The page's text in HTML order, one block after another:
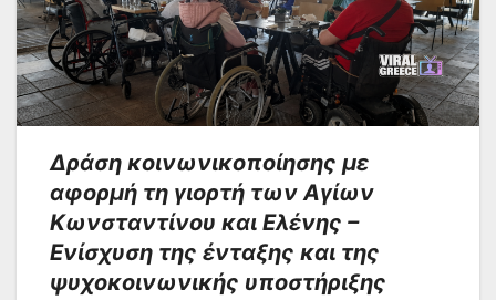
Δράση κοινωνικοποίησης με
αφορμή τη γιορτή των Αγίων
Κωνσταντίνου και Ελένης –
Ενίσχυση της ένταξης και της
ψυχοκοινωνικής υποστήριξης